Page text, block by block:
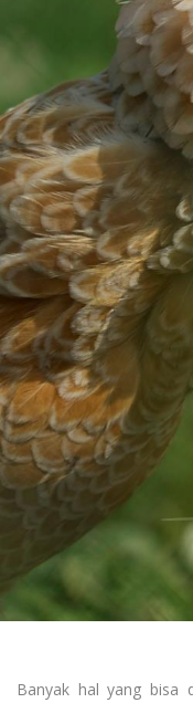
Banyak hal yang bisa